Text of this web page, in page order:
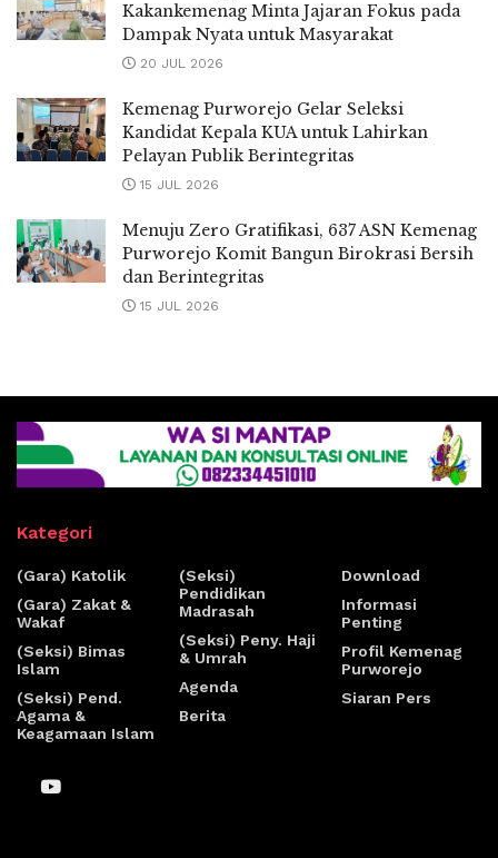
Kakankemenag Minta Jajaran Fokus pada
Dampak Nyata untuk Masyarakat
20 JUL 2026
Kemenag Purworejo Gelar Seleksi
Kandidat Kepala KUA untuk Lahirkan
Pelayan Publik Berintegritas
15 JUL 2026
Menuju Zero Gratifikasi, 637 ASN Kemenag
Purworejo Komit Bangun Birokrasi Bersih
dan Berintegritas
15 JUL 2026
Kategori
(Gara) Katolik
(Gara) Zakat &
Wakaf
(Seksi) Bimas
Islam
(Seksi) Pend.
Agama &
Keagamaan Islam
(Seksi)
Pendidikan
Madrasah
(Seksi) Peny. Haji
& Umrah
Agenda
Berita
Download
Informasi
Penting
Profil Kemenag
Purworejo
Siaran Pers